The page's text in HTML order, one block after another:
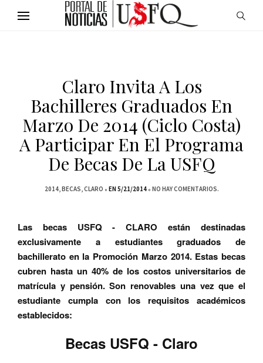
Claro Invita A Los
Bachilleres Graduados En
Marzo De 2014 (ciclo Costa)
A Participar En El Programa
De Becas De La USFQ
2014 BECAS CLARO EN 5/21/2014 NO HAY COMENTARIOS.
Las becas USFQ - CLARO están destinadas
exclusivamente a estudiantes graduados de
bachillerato en la Promoción Marzo 2014. Estas becas
cubren hasta un 40% de los costos universitarios de
matrícula y pensión. Son renovables una vez que el
estudiante cumpla con los requisitos académicos
establecidos:
Becas USFQ - Claro